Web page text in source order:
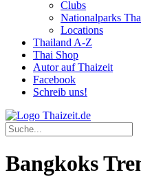
Clubs
Nationalparks
Locations
Thailand A-Z
Thai Shop
Autor auf Thaizeit
Facebook
Schreib uns!
Bangkoks